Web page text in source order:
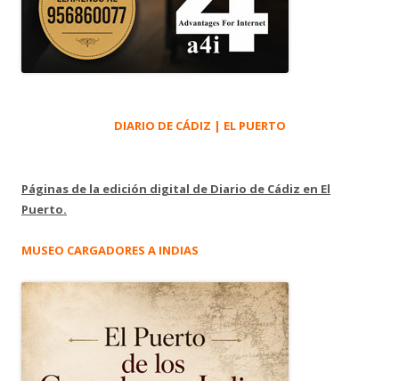
DIARIO DE CÁDIZ | EL PUERTO
Páginas de la edición digital de Diario de Cádiz en El
Puerto.
MUSEO CARGADORES A INDIAS